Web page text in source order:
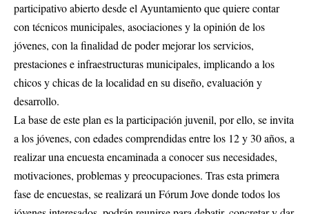
participativo abierto desde el Ayuntamiento que quiere contar
con técnicos municipales, asociaciones y la opinión de los
jóvenes, con la finalidad de poder mejorar los servicios,
prestaciones e infraestructuras municipales, implicando a los
chicos y chicas de la localidad en su diseño, evaluación y
desarrollo.
La base de este plan es la participación juvenil, por ello, se invita
a los jóvenes, con edades comprendidas entre los 12 y 30 años, a
realizar una encuesta encaminada a conocer sus necesidades,
motivaciones, problemas y preocupaciones. Tras esta primera
fase de encuestas, se realizará un Fórum Jove donde todos los